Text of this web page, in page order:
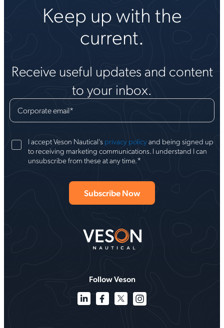
Keep up with the
current.
Receive useful updates and content
to your inbox.
Corporate email*
I accept Veson Nautical's privacy policyand being signed up
to receiving marketing communications. I understand I can
unsubscribe from these at any time.*
Follow Veson